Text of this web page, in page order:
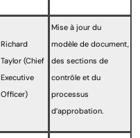
Richard
Taylor (Chief
Executive
Officer)
Mise à jour du
modèle de document,
des sections de
contrôle et du
processus
d’approbation.